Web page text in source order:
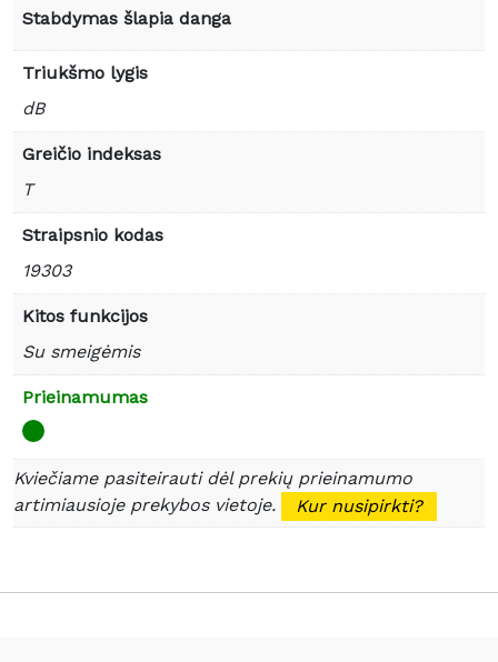
Stabdymas šlapia danga
Triukšmo lygis
dB
Greičio indeksas
T
Straipsnio kodas
19303
Kitos funkcijos
Su smeigėmis
Prieinamumas
Kviečiame pasiteirauti dėl prekių prieinamumo
artimiausioje prekybos vietoje.
Kur nusipirkti?